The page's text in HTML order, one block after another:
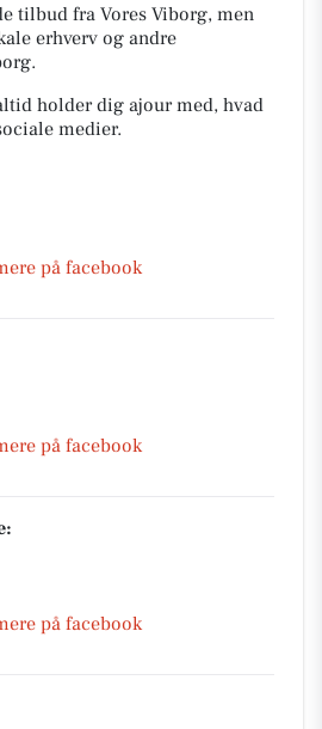
tilbud fra Vores Viborg, men
erhverv og andre
holder dig ajour med, hvad
medier.
på facebook
på facebook
på facebook